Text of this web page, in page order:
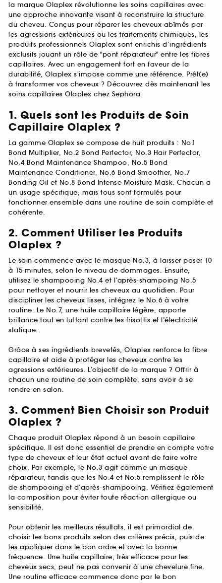
la marque Olaplex révolutionne les soins capillaires avec
une approche innovante visant à reconstruire la structure
du cheveu. Conçus pour réparer les cheveux abîmés par
les agressions extérieures ou les traitements chimiques, les
produits professionnels Olaplex sont enrichis d’ingrédients
exclusifs jouant un rôle de "pont réparateur" entre les fibres
capillaires. Avec un engagement fort en faveur de la
durabilité, Olaplex s'impose comme une référence. Prêt(e)
à transformer vos cheveux ? Découvrez dès maintenant les
soins capillaires Olaplex chez Sephora.
1. Quels sont les Produits de Soin
Capillaire Olaplex ?
La gamme Olaplex se compose de huit produits : No.1
Bond Multiplier, No.2 Bond Perfector, No.3 Hair Perfector,
No.4 Bond Maintenance Shampoo, No.5 Bond
Maintenance Conditioner, No.6 Bond Smoother, No.7
Bonding Oil et No.8 Bond Intense Moisture Mask. Chacun a
un usage spécifique, mais tous sont formulés pour
fonctionner ensemble dans une routine de soin complète et
cohérente.
2. Comment Utiliser les Produits
Olaplex ?
Le soin commence avec le masque No.3, à laisser poser 10
à 15 minutes, selon le niveau de dommages. Ensuite,
utilisez le shampooing No.4 et l’après-shampoing No.5
pour nettoyer et nourrir les cheveux au quotidien. Pour
discipliner les cheveux lisses, intégrez le No.6 à votre
routine. Le No.7, une huile capillaire légère, apporte
brillance tout en luttant contre les frisottis et l’électricité
statique.
Grâce à ses ingrédients brevetés, Olaplex renforce la fibre
capillaire et aide à protéger les cheveux contre les
agressions extérieures. L’objectif de la marque ? Offrir à
chacun une routine de soin complète, sans avoir à se
rendre en salon.
3. Comment Bien Choisir son Produit
Olaplex ?
Chaque produit Olaplex répond à un besoin capillaire
spécifique. Il est donc essentiel de prendre en compte votre
type de cheveux et leur état actuel avant de faire votre
choix. Par exemple, le No.3 agit comme un masque
réparateur, tandis que les No.4 et No.5 remplissent le rôle
de shampooing et d’après-shampooing. Vérifiez également
la composition pour éviter toute réaction allergique ou
sensibilité.
Pour obtenir les meilleurs résultats, il est primordial de
choisir les bons produits selon des critères précis, puis de
les appliquer dans le bon ordre et avec la bonne
fréquence. Une huile capillaire, très efficace pour les
cheveux secs, peut ne pas convenir à une chevelure fine.
Une routine efficace commence donc par le bon